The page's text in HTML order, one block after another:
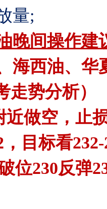
量;
晚间操作建
海西油、华
走势分析）
近做空，止
目标看
位230反弹